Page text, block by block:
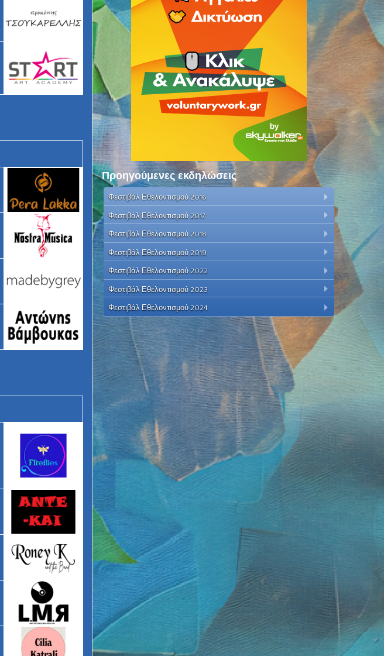
Προηγούμενες εκδηλώσεις
Φεστιβάλ Εθελοντισμού 2016
Φεστιβάλ Εθελοντισμού 2017
Φεστιβάλ Εθελοντισμού 2018
Φεστιβάλ Εθελοντισμού 2019
Φεστιβάλ Εθελοντισμού 2022
Φεστιβάλ Εθελοντισμού 2023
Φεστιβάλ Εθελοντισμού 2024